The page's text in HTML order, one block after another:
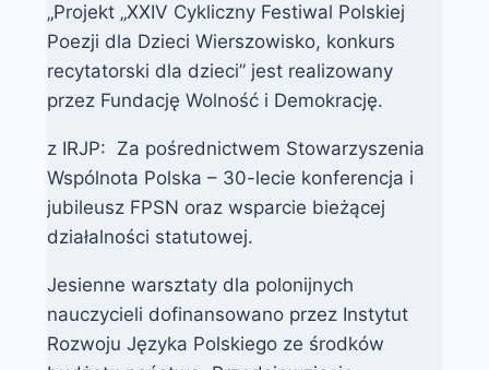
„Projekt „XXIV Cykliczny Festiwal Polskiej
Poezji dla Dzieci Wierszowisko, konkurs
recytatorski dla dzieci” jest realizowany
przez Fundację Wolność i Demokrację.
z IRJP: Za pośrednictwem Stowarzyszenia
Wspólnota Polska – 30-lecie konferencja i
jubileusz FPSN oraz wsparcie bieżącej
działalności statutowej.
Jesienne warsztaty dla polonijnych
nauczycieli dofinansowano przez Instytut
Rozwoju Języka Polskiego ze środków